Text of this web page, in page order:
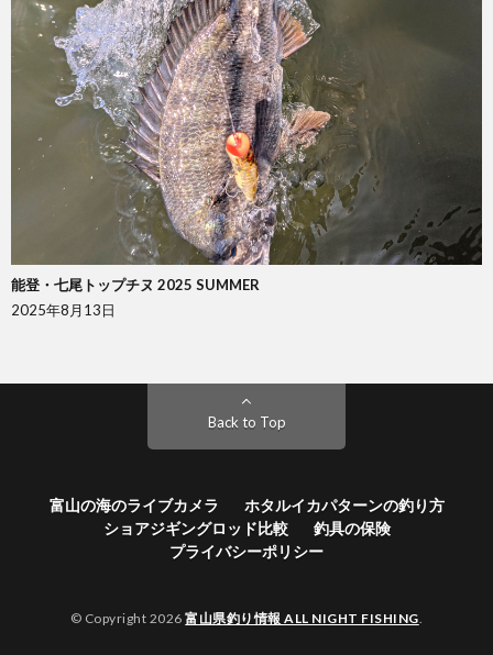
能登・七尾トップチヌ 2025 SUMMER
2025年8月13日
Back to Top
富山の海のライブカメラ
ホタルイカパターンの釣り方
ショアジギングロッド比較
釣具の保険
プライバシーポリシー
© Copyright 2026富山県釣り情報 ALL NIGHT FISHING.